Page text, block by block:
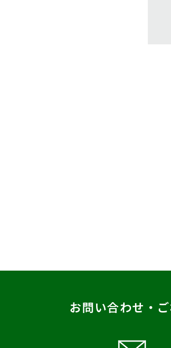
お問い合わせ・